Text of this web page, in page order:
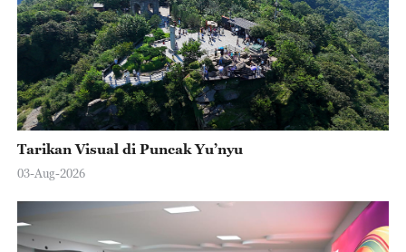
Tarikan Visual di Puncak Yu’nyu
03-Aug-2026